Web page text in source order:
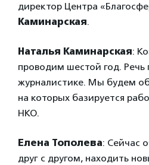
директор Центра
Каминарская.
Наталья Каминарская:
проводим шестой год.
журналистике. Мы будем
на которых базируется
НКО.
Елена Тополева: Сейчас
друг с другом, находить